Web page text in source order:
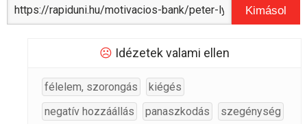
Kimásol
☹ Idézetek valami ellen
félelem, szorongás
kiégés
negatív hozzáállás
panaszkodás
szegénység